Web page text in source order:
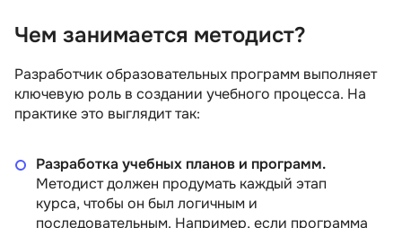
Чем занимается методист?
Разработчик образовательных программ выполняет
ключевую роль в создании учебного процесса. На
практике это выглядит так:
Разработка учебных планов и программ.
Методист должен продумать каждый этап
курса, чтобы он был логичным и
последовательным. Например, если программа